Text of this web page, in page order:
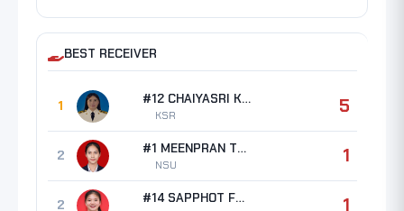
BEST RECEIVER
1 #12 CHAIYASRI Kanyaras
KSR 5
2 #1 MEENPRAN Thidarat
NSU 1
2 #14 SAPPHOT Fasai 1